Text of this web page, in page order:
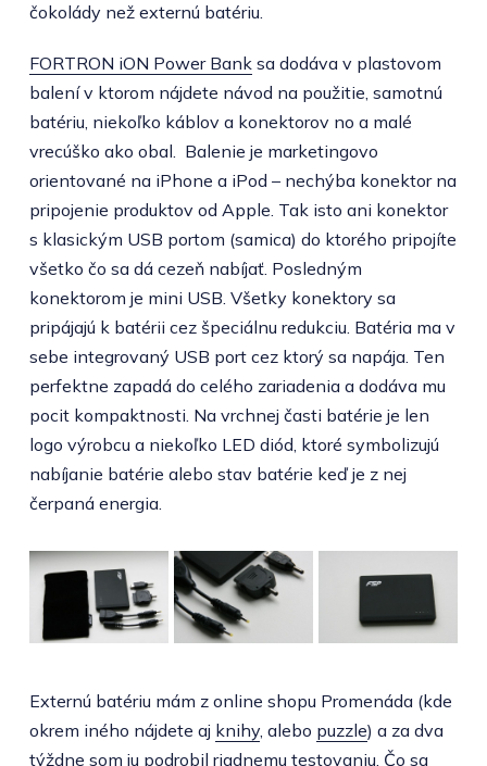
čokolády než externú batériu.
FORTRON iON Power Banksa dodáva v plastovom
balení v ktorom nájdete návod na použitie, samotnú
batériu, niekoľko káblov a konektorov no a malé
vrecúško ako obal. Balenie je marketingovo
orientované na iPhone a iPod – nechýba konektor na
pripojenie produktov od Apple. Tak isto ani konektor
s klasickým USB portom (samica) do ktorého pripojíte
všetko čo sa dá cezeň nabíjať. Posledným
konektorom je mini USB. Všetky konektory sa
pripájajú k batérii cez špeciálnu redukciu. Batéria ma v
sebe integrovaný USB port cez ktorý sa napája. Ten
perfektne zapadá do celého zariadenia a dodáva mu
pocit kompaktnosti. Na vrchnej časti batérie je len
logo výrobcu a niekoľko LED diód, ktoré symbolizujú
nabíjanie batérie alebo stav batérie keď je z nej
čerpaná energia.
Externú batériu mám z online shopu Promenáda (kde
okrem iného nájdete aj knihy, alebo puzzle) a za dva
týždne som ju podrobil riadnemu testovaniu. Čo sa